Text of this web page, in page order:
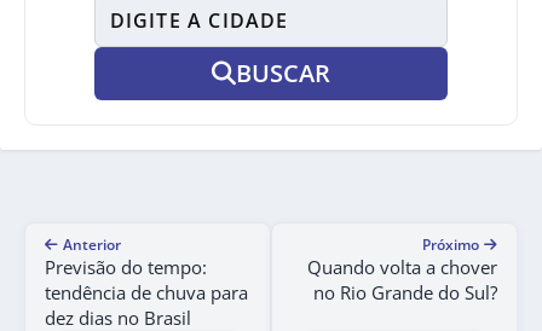
BUSCAR
Anterior
Previsão do tempo:
tendência de chuva para
dez dias no Brasil
Próximo
Quando volta a chover
no Rio Grande do Sul?